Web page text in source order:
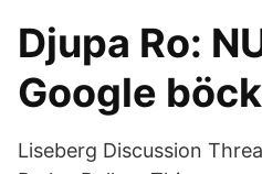
Djupa Ro:
Google
Liseberg Discussion